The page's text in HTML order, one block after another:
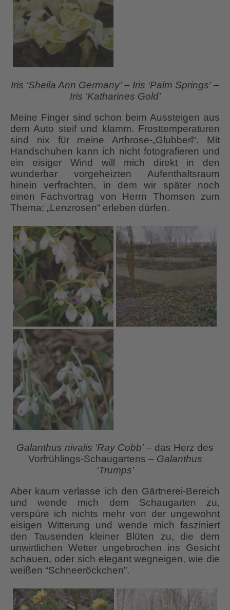
Iris ‘Sheila Ann Germany’– Iris ‘Palm Springs’–
Iris ‘Katharines Gold’
Meine Finger sind schon beim Aussteigen aus
dem Auto steif und klamm. Frosttemperaturen
sind nix für meine Arthrose-„Glubberl“. Mit
Handschuhen kann ich nicht fotografieren und
ein eisiger Wind will mich direkt in den
wunderbar vorgeheizten Aufenthaltsraum
hinein verfrachten, in dem wir später noch
einen Fachvortrag von Herrn Thomsen zum
Thema: „Lenzrosen“ erleben dürfen.
Galanthus nivalis ‘Ray Cobb’– das Herz des
Vorfrühlings-Schaugartens – Galanthus
‘Trumps’
Aber kaum verlasse ich den Gärtnerei-Bereich
und wende mich dem Schaugarten zu,
verspüre ich nichts mehr von der ungewohnt
eisigen Witterung und wende mich fasziniert
den Tausenden kleiner Blüten zu, die dem
unwirtlichen Wetter ungebrochen ins Gesicht
schauen, oder sich elegant wegneigen, wie die
weißen “Schneeröckchen”.